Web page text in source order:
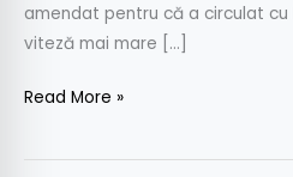
amendat pentru că a circulat cu
viteză mai mare […]
Read More »